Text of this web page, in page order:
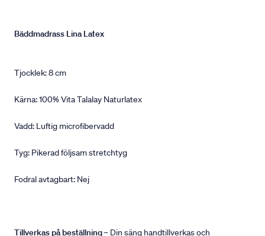
Bäddmadrass Lina Latex
Tjocklek: 8 cm
Kärna: 100% Vita Talalay Naturlatex
Vadd: Luftig microfibervadd
Tyg: Pikerad följsam stretchtyg
Fodral avtagbart: Nej
Tillverkas på beställning– Din säng handtillverkas och